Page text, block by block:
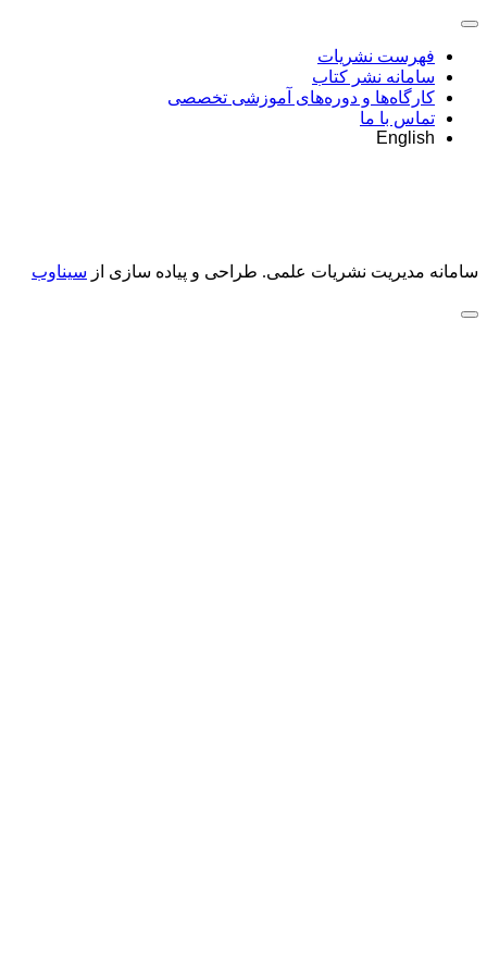
فهرست نشریات
سامانه نشر کتاب
کارگاه‌ها و دوره‌های آموزشی تخصصی
تماس با ما
English
سامانه مدیریت نشریات علمی. طراحی و پیاده سازی از سیناوب